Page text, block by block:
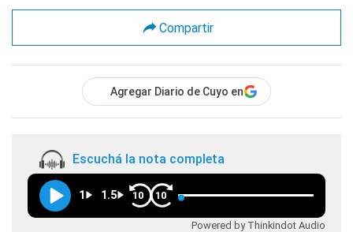
Compartir
Agregar Diario de Cuyo en
Escuchá la nota completa
1 1.5 10 10
Powered by Thinkindot Audio